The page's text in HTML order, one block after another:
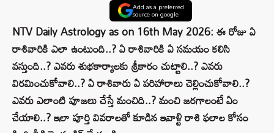
Add as a preferred
source on google
NTV Daily Astrology as on 16th May 2026: ఈ రోజు ఏ
రాశివారికి ఎలా ఉంటుంది..? ఏ రాశివారికి ఏ సమయం కలిసి
వస్తుంది..? ఎవరు శుభకార్యాలకు శ్రీకారం చుట్టాలి..? ఎవరు
విరమించుకోవాలి..? ఏ రాశివారు ఏ పరిహారాలు చెల్లించుకోవాలి..?
ఎవరు ఎలాంటి పూజలు చేస్తే మంచిది..? మంచి జరగాలంటే ఏం
చేయాలి..? ఇలా పూర్తి వివరాలతో కూడిన ఇవాళ్టి రాశి ఫలాల కోసం